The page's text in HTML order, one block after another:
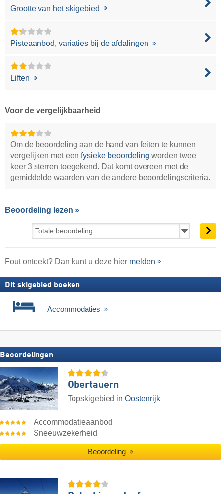
Grootte van het skigebied
Pisteaanbod, variaties bij de afdalingen
Liften
Voor de vergelijkbaarheid
Om de beoordeling aan de hand van feiten te kunnen
vergelijken met eenfysieke beoordeling worden twee
keer 3 sterren toegekend. Dat komt overeen met de
gemiddelde waarden van de andere beoordelingscriteria.
Beoordeling lezen »
Fout ontdekt? Dan kunt u deze hier melden
Dit skigebied boeken
Accommodaties
Beoordelingen
Obertauern
Topskigebied in Oostenrijk
Accommodatieaanbod
Sneeuwzekerheid
Beoordeling